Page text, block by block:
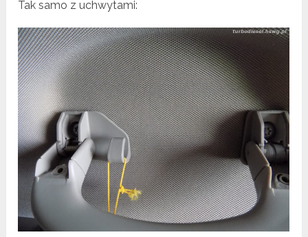
Tak samo z uchwytami: